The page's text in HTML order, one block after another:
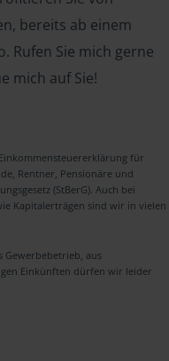
bereits ab einem
Rufen Sie mich gerne
mich auf Sie!
für
Rentner, Pensionäre und
(StBerG). Auch bei
Kapitalerträgen sind wir in vielen
Gewerbebetrieb, aus
Einkünften dürfen wir leider